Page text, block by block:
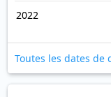
2022
Toutes les dates de